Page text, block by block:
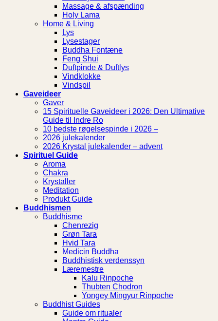
Massage & afspænding
Holy Lama
Home & Living
Lys
Lysestager
Buddha Fontæne
Feng Shui
Duftpinde & Duftlys
Vindklokke
Vindspil
Gaveideer
Gaver
15 Spirituelle Gaveideer i 2026: Den Ultimative
Guide til Indre Ro
10 bedste røgelsespinde i 2026 –
2026 julekalender
2026 Krystal julekalender – advent
Spirituel Guide
Aroma
Chakra
Krystaller
Meditation
Produkt Guide
Buddhismen
Buddhisme
Chenrezig
Grøn Tara
Hvid Tara
Medicin Buddha
Buddhistisk verdenssyn
Læremestre
Kalu Rinpoche
Thubten Chodron
Yongey Mingyur Rinpoche
Buddhist Guides
Guide om ritualer